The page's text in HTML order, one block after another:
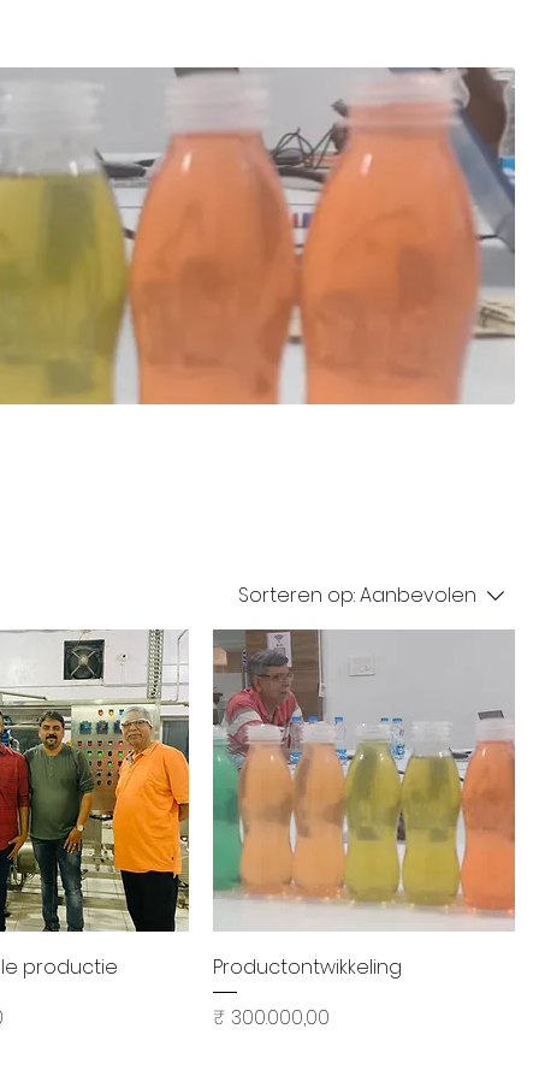
Sorteren op:Aanbevolen
overzicht
productie
Snel overzicht
Productontwikkeling
Prijs
₹ 300.000,00